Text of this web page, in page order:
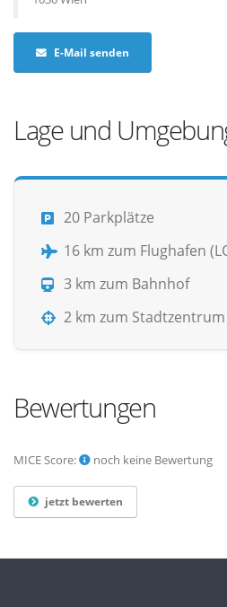
E-Mail senden
Lage und
20 Parkplätze
16 km zum Flughafen
3 km zum Bahnhof
2 km zum
Bewertungen
MICE Score: noch keine Bewertung
jetzt bewerten